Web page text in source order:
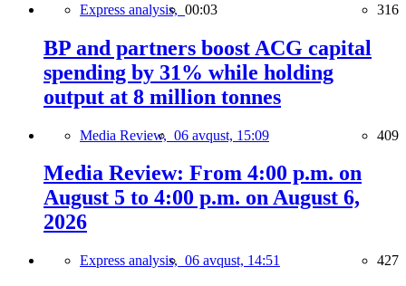
Express analysis, 00:03 316
BP and partners boost ACG capital
spending by 31% while holding
output at 8 million tonnes
Media Review, 06 avqust, 15:09 409
Media Review: From 4:00 p.m. on
August 5 to 4:00 p.m. on August 6,
2026
Express analysis, 06 avqust, 14:51 427